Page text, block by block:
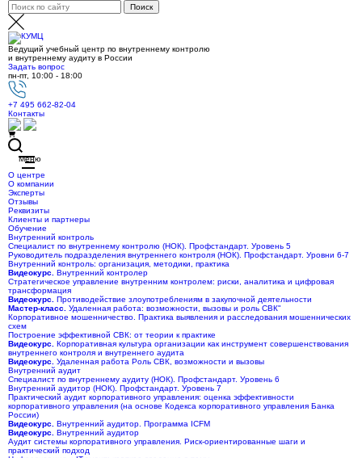
Ведущий учебный центр по внутреннему контролю
и внутреннему аудиту в России
Задать вопрос
пн-пт, 10:00 - 18:00
+7 495 662-82-04
Контакты
Меню
О центре
О компании
Эксперты
Отзывы
Реквизиты
Клиенты и партнеры
Обучение
Внутренний контроль
Специалист по внутреннему контролю (НОК). Профстандарт. Уровень 5
Руководитель подразделения внутреннего контроля (НОК). Профстандарт. Уровни 6-7
Внутренний контроль: организация, методики, практика
Видеокурс.
Внутренний контролер
Стратегическое управление внутренним контролем: риски, аналитика и цифровая
трансформация
Видеокурс.
Противодействие злоупотреблениям в закупочной деятельности
Мастер-класс.
Удаленная работа: возможности, вызовы и роль СВК"
Корпоративное мошенничество. Практика выявления и расследования мошеннических
схем
Построение эффективной СВК: от теории к практике
Видеокурс.
Корпоративная культура организации как инструмент совершенствования
внутреннего контроля и внутреннего аудита
Видеокурс.
Удаленная работа Роль СВК, возможности и вызовы
Внутренний аудит
Специалист по внутреннему аудиту (НОК). Профстандарт. Уровень 6
Внутренний аудитор (НОК). Профстандарт. Уровень 7
Практический аудит корпоративного управления: оценка эффективности
корпоративного управления (на основе Кодекса корпоративного управления Банка
России)
Видеокурс.
Внутренний аудитор. Программа ICFM
Видеокурс.
Внутренний аудитор
Аудит системы корпоративного управления. Риск-ориентированные шаги и
практический подход